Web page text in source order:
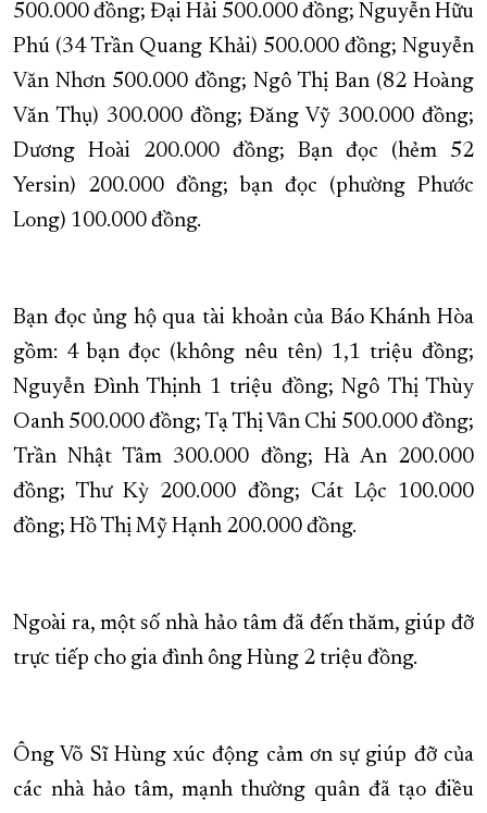
500.000 đồng; Đại Hải 500.000 đồng; Nguyễn Hữu
Phú (34 Trần Quang Khải) 500.000 đồng; Nguyễn
Văn Nhơn 500.000 đồng; Ngô Thị Ban (82 Hoàng
Văn Thụ) 300.000 đồng; Đăng Vỹ 300.000 đồng;
Dương Hoài 200.000 đồng; Bạn đọc (hẻm 52
Yersin) 200.000 đồng; bạn đọc (phường Phước
Long) 100.000 đồng.
Bạn đọc ủng hộ qua tài khoản của Báo Khánh Hòa
gồm: 4 bạn đọc (không nêu tên) 1,1 triệu đồng;
Nguyễn Đình Thịnh 1 triệu đồng; Ngô Thị Thùy
Oanh 500.000 đồng; Tạ Thị Vân Chi 500.000 đồng;
Trần Nhật Tâm 300.000 đồng; Hà An 200.000
đồng; Thư Kỳ 200.000 đồng; Cát Lộc 100.000
đồng; Hồ Thị Mỹ Hạnh 200.000 đồng.
Ngoài ra, một số nhà hảo tâm đã đến thăm, giúp đỡ
trực tiếp cho gia đình ông Hùng 2 triệu đồng.
Ông Võ Sĩ Hùng xúc động cảm ơn sự giúp đỡ của
các nhà hảo tâm, mạnh thường quân đã tạo điều